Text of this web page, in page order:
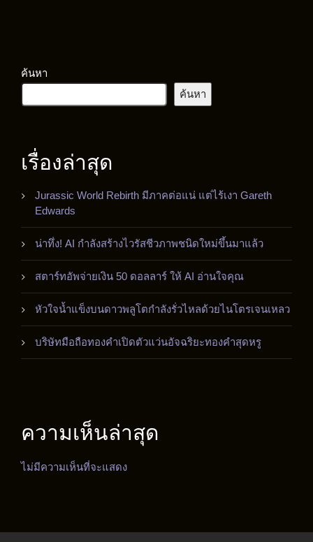
ค้นหา
ค้นหา
เรื่องล่าสุด
Jurassic World Rebirth มีภาคต่อแน่ แต่ไร้เงา Gareth
Edwards
น่าทึ่ง! AI กำลังสร้างไวรัสชีวภาพชนิดใหม่ขึ้นมาแล้ว
สตาร์ทอัพจ่ายเงิน 50 ดอลลาร์ ให้ AI อ่านใจคุณ
หัวใจน้ำแข็งบนดาวพลูโตกำลังรั่วไหลด้วยไนโตรเจนเหลว
บริษัทมือถือทองคำเปิดตัวแว่นอัจฉริยะทองคำสุดหรู
ความเห็นล่าสุด
ไม่มีความเห็นที่จะแสดง